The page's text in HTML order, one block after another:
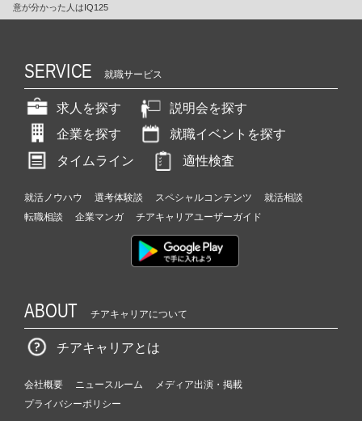
意が分かった人はIQ125
SERVICE 就職サービス
求人を探す
説明会を探す
企業を探す
就職イベントを探す
タイムライン
適性検査
就活ノウハウ 選考体験談 スペシャルコンテンツ
就活相談
転職相談
企業マンガ チアキャリアユーザーガイド
ABOUT チアキャリアについて
チアキャリアとは
会社概要 ニュースルーム
メディア出演・掲載
プライバシーポリシー